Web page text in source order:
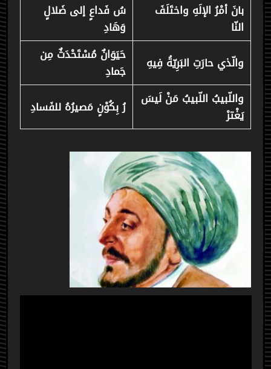
بانَ أمْرُ الإلَهِ واختَلَفَ
النّا
سُ فَداعٍ إلى ضَلالٍ
وَهَادِ
والّذي حارَتِ البَرِيّةُ فِيهِ
حَيَوَانٌ مُسْتَحْدَثٌ مِن
جَمادِ
واللّبيبُ اللّبيبُ مَنْ لَيسَ
يَغْترْ
رُ بِكُوْنٍ مَصيرُهُ للفَسادِ